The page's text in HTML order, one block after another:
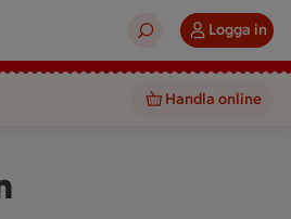
Logga in
Handla online